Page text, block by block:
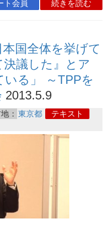
ト会員 続きを読む
本国全体を挙げて
議した』とア
いる」 ～TPPを
2013.5.9
： 東京都
テキスト